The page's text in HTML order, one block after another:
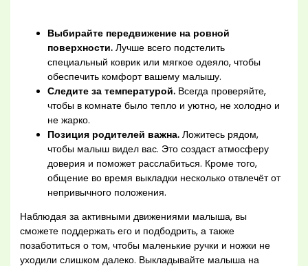
Выбирайте передвижение на ровной
поверхности. Лучше всего подстелить
специальный коврик или мягкое одеяло, чтобы
обеспечить комфорт вашему малышу.
Следите за температурой. Всегда проверяйте,
чтобы в комнате было тепло и уютно, не холодно и
не жарко.
Позиция родителей важна. Ложитесь рядом,
чтобы малыш видел вас. Это создаст атмосферу
доверия и поможет расслабиться. Кроме того,
общение во время выкладки несколько отвлечёт от
непривычного положения.
Наблюдая за активными движениями малыша, вы
сможете поддержать его и подбодрить, а также
позаботиться о том, чтобы маленькие ручки и ножки не
уходили слишком далеко. Выкладывайте малыша на